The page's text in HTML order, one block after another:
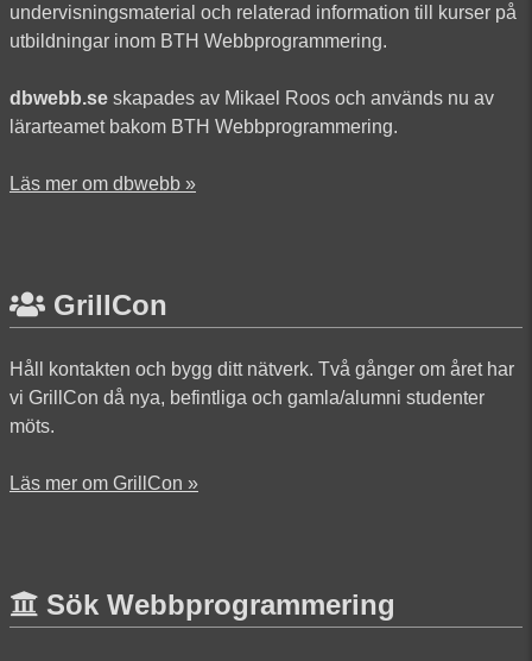
undervisningsmaterial och relaterad information till kurser på
utbildningar inom BTH Webbprogrammering.
dbwebb.seskapades av Mikael Roos och används nu av
lärarteamet bakom BTH Webbprogrammering.
Läs mer om dbwebb »
GrillCon
Håll kontakten och bygg ditt nätverk. Två gånger om året har
vi GrillCon då nya, befintliga och gamla/alumni studenter
möts.
Läs mer om GrillCon »
Sök Webbprogrammering